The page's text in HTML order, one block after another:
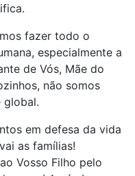
fazer todo o
especialmente a
de Vós, Mãe do
não somos
global.
em defesa da vida
as famílias!
Vosso Filho pelo